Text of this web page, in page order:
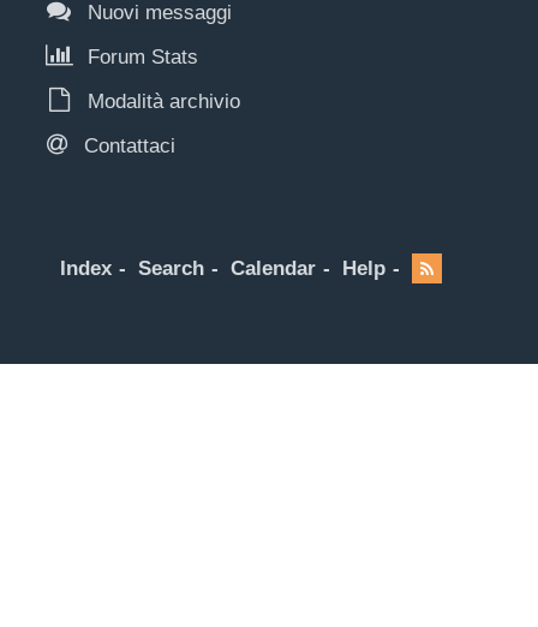
Nuovi messaggi
Forum Stats
Modalità archivio
Contattaci
Index Search Calendar Help